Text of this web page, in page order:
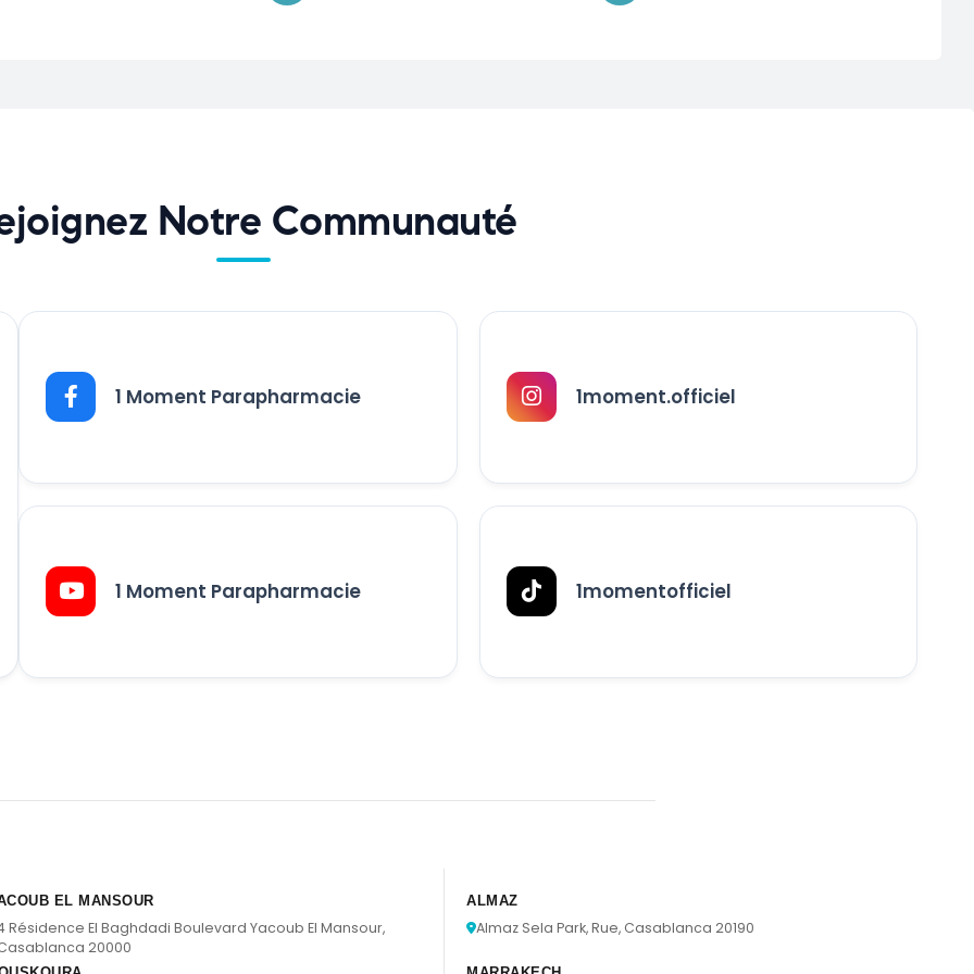
Notre Communauté
1 Moment Parapharmacie 1moment.officiel
1 Moment Parapharmacie 1momentofficiel
EL MANSOUR
Résidence El Baghdadi Boulevard Yacoub El Mansour,
20000
ALMAZ
Almaz Sela Park, Rue, Casablanca 20190